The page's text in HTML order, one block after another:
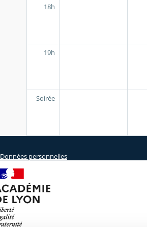
18h
19h
Soirée
Données personnelles